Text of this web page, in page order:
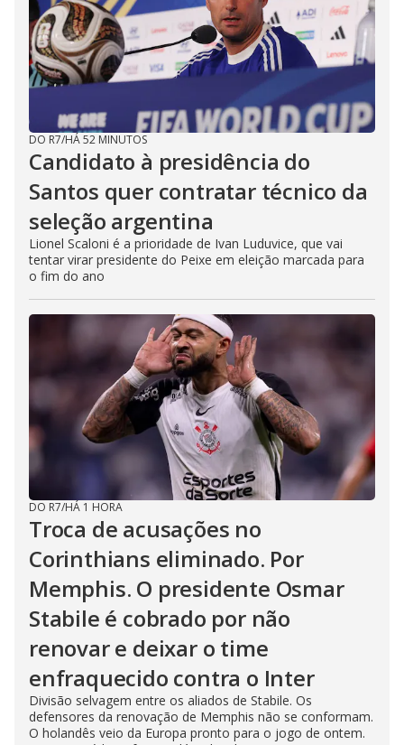
DO R7/HÁ 52 MINUTOS
Candidato à presidência do
Santos quer contratar técnico da
seleção argentina
Lionel Scaloni é a prioridade de Ivan Luduvice, que vai
tentar virar presidente do Peixe em eleição marcada para
o fim do ano
DO R7/HÁ 1 HORA
Troca de acusações no
Corinthians eliminado. Por
Memphis. O presidente Osmar
Stabile é cobrado por não
renovar e deixar o time
enfraquecido contra o Inter
Divisão selvagem entre os aliados de Stabile. Os
defensores da renovação de Memphis não se conformam.
O holandês veio da Europa pronto para o jogo de ontem.